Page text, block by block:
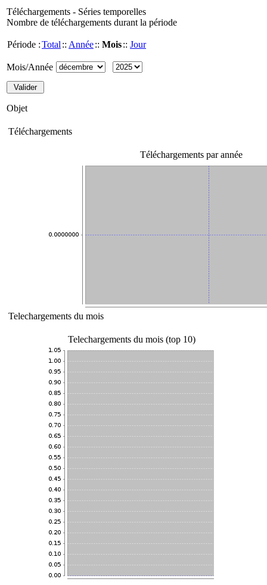
Téléchargements - Séries temporelles
Nombre de téléchargements durant la période
Période :Total :: Année:: Mois:: Jour
Mois/Année
Objet
Téléchargements
Téléchargements par année
Telechargements du mois
Telechargements du mois (top 10)